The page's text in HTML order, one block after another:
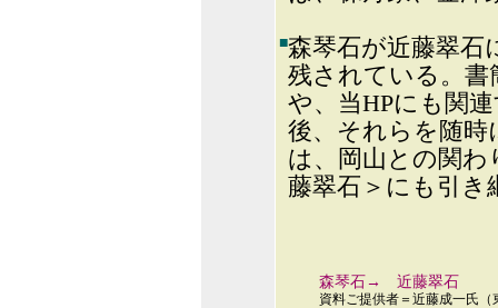
■森琴石が近藤翠石
残されている。書
や、当HPにも関
後、それらを随時
は、岡山との関
藤翠石＞にも引き
森琴石→ 近藤翠石
資料ご提供者＝近藤成一氏